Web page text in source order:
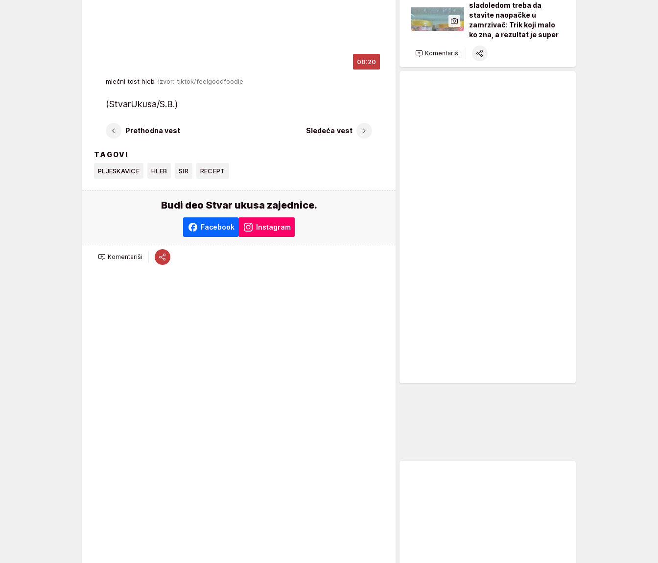
00:20
mlečni tost hleb Izvor: tiktok/feelgoodfoodie
(StvarUkusa/S.B.)
Prethodna vest Sledeća vest
TAGOVI
PLJESKAVICE HLEB SIR RECEPT
Budi deo Stvar ukusa zajednice.
Facebook Instagram
Komentariši
sladoledom treba da
stavite naopačke u
zamrzivač: Trik koji malo
ko zna, a rezultat je super
Komentariši